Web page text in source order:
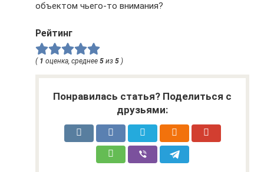
объектом чьего-то внимания?
Рейтинг
( 1 оценка, среднее 5 из 5 )
Понравилась статья? Поделиться с
друзьями: